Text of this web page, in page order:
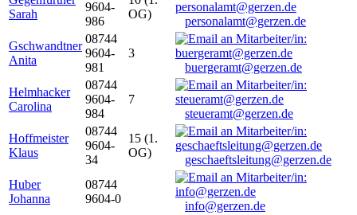
Sarah
9604-
986
OG)
personalamt@gerzen.de
Gschwandtner
Anita
08744
9604-
981
3
buergeramt@gerzen.de
Helmhacker
Carolina
08744
9604-
984
7
steueramt@gerzen.de
Hoffmeister
Klaus
08744
9604-
34
15 (1.
OG)
geschaeftsleitung@gerzen.de
Huber
Johanna
08744
9604-0
info@gerzen.de